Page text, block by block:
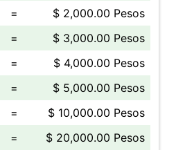
=
$ 2,000.00 Pesos
=
$ 3,000.00 Pesos
=
$ 4,000.00 Pesos
=
$ 5,000.00 Pesos
=
$ 10,000.00 Pesos
=
$ 20,000.00 Pesos